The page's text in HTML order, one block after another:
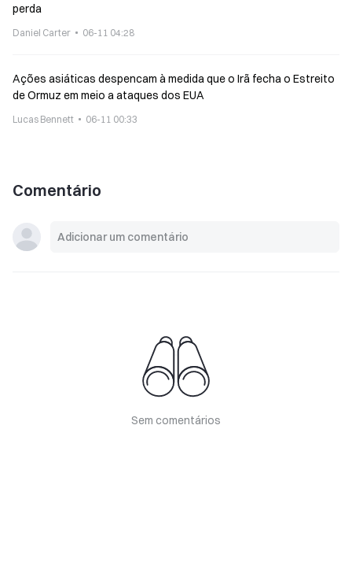
perda
Daniel Carter 06-11 04:28
Ações asiáticas despencam à medida que o Irã fecha o Estreito
de Ormuz em meio a ataques dos EUA
Lucas Bennett 06-11 00:33
Comentário
Sem comentários